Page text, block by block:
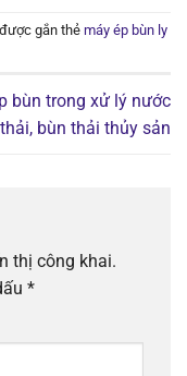
gắn thẻ máy ép bùn ly
bùn trong xử lý nước
thải, bùn thải thủy sản
thị công khai.
*